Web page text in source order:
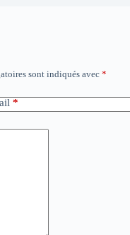
sont indiqués avec *
*